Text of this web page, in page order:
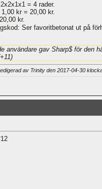
= 4 rader.
kr = 20,00 kr.
kr.
Ser favoritbetonat ut på
användare gav Sharp$ för den
av Trinity den 2017-04-30